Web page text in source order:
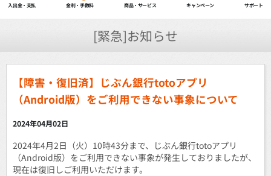
入出金・支払 金利・手数料 商品・サービス キャンペーン サポート
[緊急]お知らせ
【障害・復旧済】じぶん銀行totoアプリ
（Android版）をご利用できない事象について
2024年04月02日
2024年4月2日（火）10時43分まで、じぶん銀行totoアプリ
（Android版）をご利用できない事象が発生しておりましたが、
現在は復旧しご利用いただけます。